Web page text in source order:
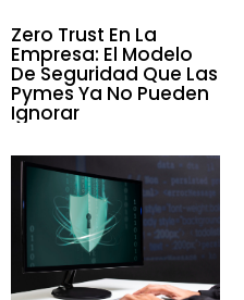
Zero Trust En La
Empresa: El Modelo
De Seguridad Que Las
Pymes Ya No Pueden
Ignorar